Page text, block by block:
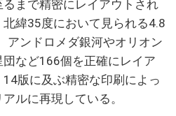
まで精密にレイアウトされ
緯35度において見られる4.8
アンドロメダ銀河やオリオン
など166個を正確にレイア
版に及ぶ精密な印刷によっ
ルに再現している。